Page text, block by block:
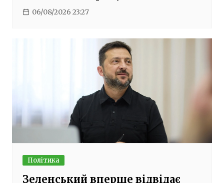
06/08/2026 23:27
Політика
Зеленський вперше відвідає